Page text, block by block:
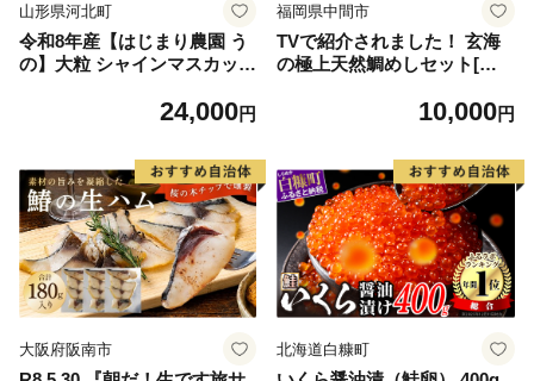
山形県河北町
令和8年産【はじまり農園 う
の】大粒 シャインマスカット
河北町産 【河北町観光物産協
24,000円
福岡県中間市
TVで紹介されました！ 玄海
の極上天然鯛めしセット[鯛
だし]【010-0001】10,000円
大阪府阪南市 北海道白糠町